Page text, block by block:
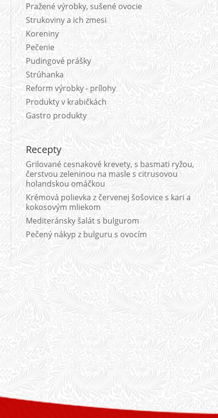
Pražené výrobky, sušené ovocie
Strukoviny a ich zmesi
Koreniny
Pečenie
Pudingové prášky
Strúhanka
Reform výrobky - prílohy
Produkty v krabičkách
Gastro produkty
Recepty
Grilované cesnakové krevety, s basmati ryžou,
čerstvou zeleninou na masle s citrusovou
holandskou omáčkou
Krémová polievka z červenej šošovice s kari a
kokosovým mliekom
Mediteránsky šalát s bulgurom
Pečený nákyp z bulguru s ovocím